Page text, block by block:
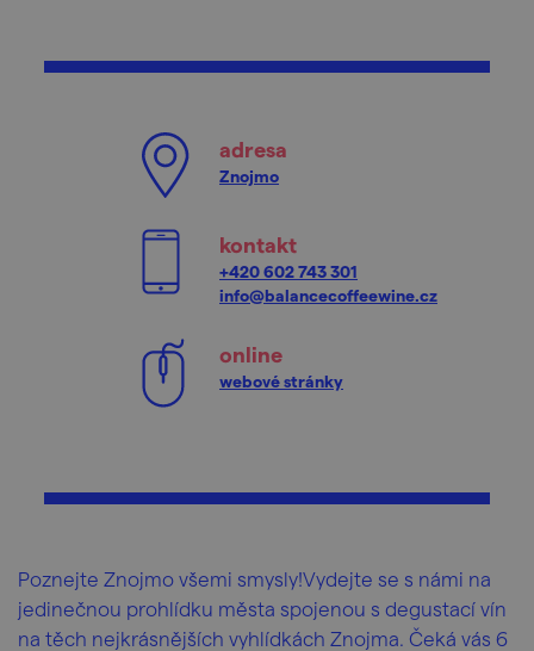
adresa
Znojmo
kontakt
+420 602 743 301
info@balancecoffeewine.cz
online
webové stránky
Poznejte Znojmo všemi smysly!Vydejte se s námi na
jedinečnou prohlídku města spojenou s degustací vín
na těch nejkrásnějších vyhlídkách Znojma. Čeká vás 6